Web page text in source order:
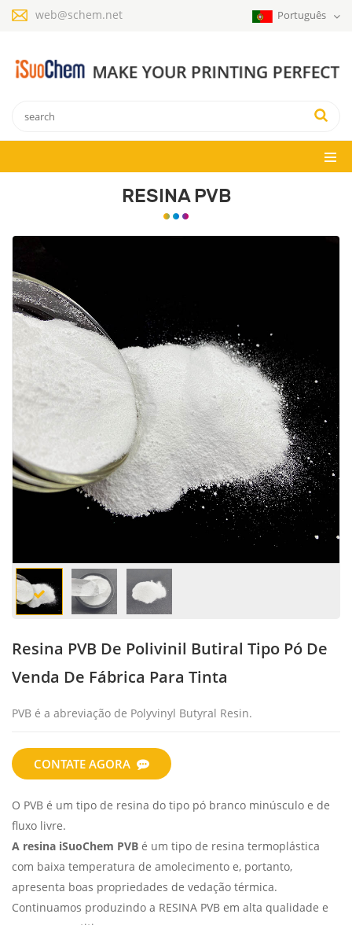
web@schem.net Português
RESINA PVB
Resina PVB De Polivinil Butiral Tipo Pó De
Venda De Fábrica Para Tinta
PVB é a abreviação de Polyvinyl Butyral Resin.
CONTATE AGORA
O PVB é um tipo de resina do tipo pó branco minúsculo e de
fluxo livre.
A resina iSuoChem PVB é um tipo de resina termoplástica
com baixa temperatura de amolecimento e, portanto,
apresenta boas propriedades de vedação térmica.
Continuamos produzindo a RESINA PVB em alta qualidade e